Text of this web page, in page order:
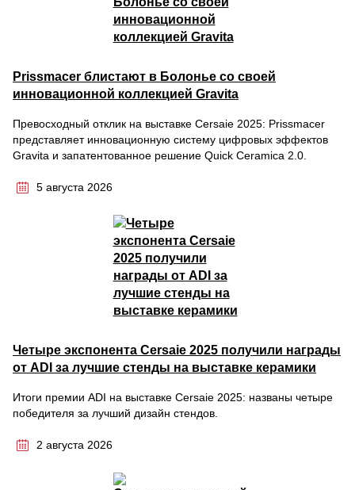
Prissmacer блистают в Болонье со своей
инновационной коллекцией Gravita
Превосходный отклик на выставке Cersaie 2025: Prissmacer
представляет инновационную систему цифровых эффектов
Gravita и запатентованное решение Quick Ceramica 2.0.
5 августа 2026
Четыре экспонента Cersaie 2025 получили награды
от ADI за лучшие стенды на выставке керамики
Итоги премии ADI на выставке Cersaie 2025: названы четыре
победителя за лучший дизайн стендов.
2 августа 2026